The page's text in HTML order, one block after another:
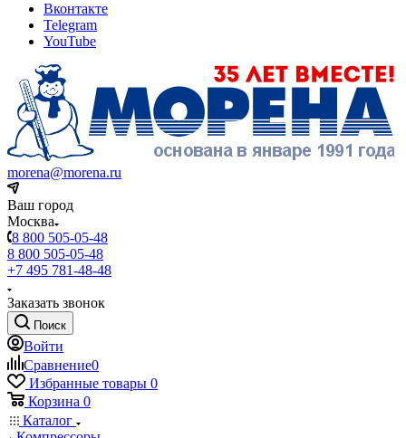
Вконтакте
Telegram
YouTube
morena@morena.ru
Ваш город
Москва
8 800 505-05-48
8 800 505-05-48
+7 495 781-48-48
Заказать звонок
Поиск
Войти
Сравнение0
Избранные товары 0
Корзина 0
Каталог